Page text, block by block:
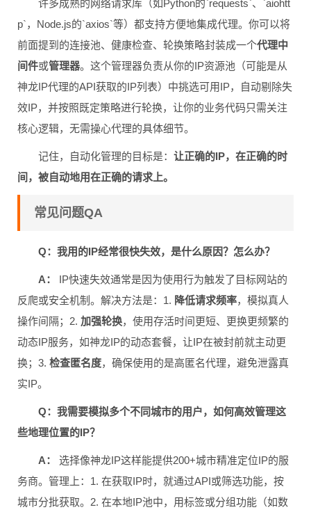
许多成熟的网络请求库（如Python的`requests`、`aiohtt
p`，Node.js的`axios`等）都支持方便地集成代理。你可以将
前面提到的连接池、健康检查、轮换策略封装成一个代理中
间件或管理器。这个管理器负责从你的IP资源池（可能是从
神龙IP代理的API获取的IP列表）中挑选可用IP，自动剔除失
效IP，并按照既定策略进行轮换，让你的业务代码只需关注
核心逻辑，无需操心代理的具体细节。
记住，自动化管理的目标是： 让正确的IP，在正确的时
间，被自动地用在正确的请求上。
常见问题QA
Q：我用的IP经常很快失效，是什么原因？怎么办？
A：
IP快速失效通常是因为使用行为触发了目标网站的
反爬或安全机制。解决方法是：1. 降低请求频率，模拟真人
操作间隔；2. 加强轮换，使用存活时间更短、更换更频繁的
动态IP服务，如神龙IP的动态套餐，让IP在被封前就主动更
换；3. 检查匿名度，确保使用的是高匿名代理，避免泄露真
实IP。
Q：我需要模拟多个不同城市的用户，如何高效管理这
些地理位置的IP？
A：
选择像神龙IP这样能提供200+城市精准定位IP的服
务商。管理上：1. 在获取IP时，就通过API或筛选功能，按
城市分批获取。2. 在本地IP池中，用标签或分组功能（如数